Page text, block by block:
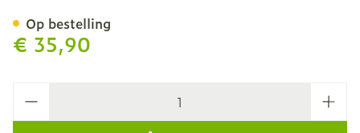
€ 35,90
Op bestelling